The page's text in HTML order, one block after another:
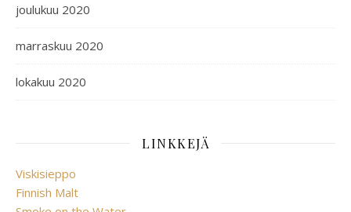
joulukuu 2020
marraskuu 2020
lokakuu 2020
LINKKEJÄ
Viskisieppo
Finnish Malt